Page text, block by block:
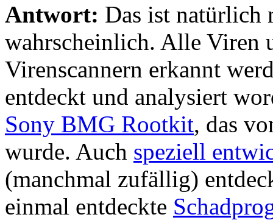
Antwort: Das ist natürlich
wahrscheinlich. Alle Viren
Virenscannern erkannt
entdeckt und analysiert
Sony BMG Rootkit, das
wurde. Auch speziell
(manchmal zufällig)
einmal entdeckte